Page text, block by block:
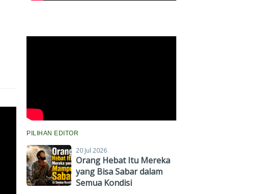
PILIHAN EDITOR
20 Jul 2026
Orang Hebat Itu Mereka
yang Bisa Sabar dalam
Semua Kondisi